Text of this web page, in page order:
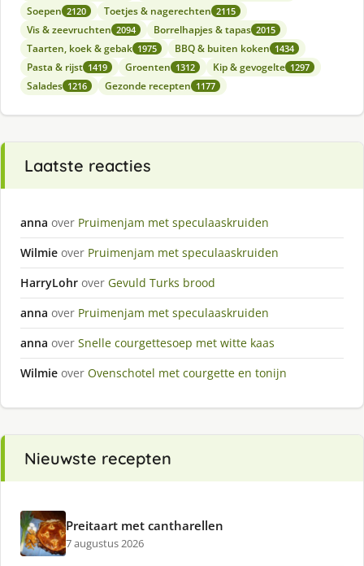
Soepen 2120 Toetjes & nagerechten 2115
Vis & zeevruchten 2094 Borrelhapjes & tapas 2015
Taarten, koek & gebak 1975 BBQ & buiten koken 1434
Pasta & rijst 1419 Groenten 1312 Kip & gevogelte 1297
Salades 1216 Gezonde recepten 1177
Laatste reacties
anna over Pruimenjam met speculaaskruiden
Wilmie over Pruimenjam met speculaaskruiden
HarryLohr over Gevuld Turks brood
anna over Pruimenjam met speculaaskruiden
anna over Snelle courgettesoep met witte kaas
Wilmie over Ovenschotel met courgette en tonijn
Nieuwste recepten
Preitaart met cantharellen
7 augustus 2026